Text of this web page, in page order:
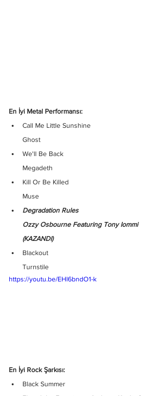
En İyi Metal Performansı:
Call Me Little Sunshine
Ghost
We'll Be Back
Megadeth
Kill Or Be Killed
Muse
Degradation Rules
Ozzy Osbourne Featuring Tony Iommi
(KAZANDI)
Blackout
Turnstile
https://youtu.be/EHl6bndO1-k
En İyi Rock Şarkısı:
Black Summer